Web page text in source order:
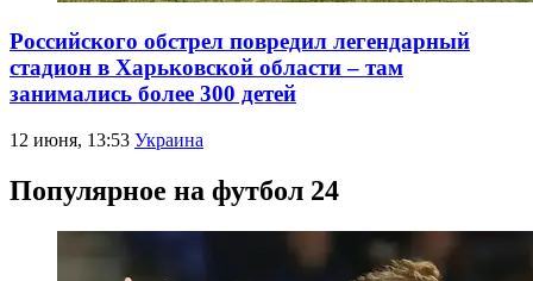
Российского обстрел повредил легендарный
стадион в Харьковской области – там
занимались более 300 детей
12 июня, 13:53 Украина
Популярное на футбол 24